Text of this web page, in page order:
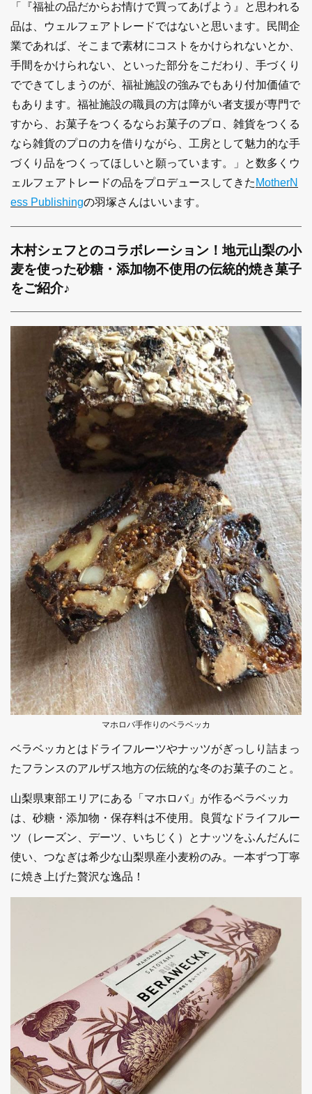
「『福祉の品だからお情けで買ってあげよう』と思われる
品は、ウェルフェアトレードではないと思います。民間企
業であれば、そこまで素材にコストをかけられないとか、
手間をかけられない、といった部分をこだわり、手づくり
でできてしまうのが、福祉施設の強みでもあり付加価値で
もあります。福祉施設の職員の方は障がい者支援が専門で
すから、お菓子をつくるならお菓子のプロ、雑貨をつくる
なら雑貨のプロの力を借りながら、工房として魅力的な手
づくり品をつくってほしいと願っています。」と数多くウ
ェルフェアトレードの品をプロデュースしてきた MotherN
ess Publishingの羽塚さんはいいます。
木村シェフとのコラボレーション！地元山梨の小
麦を使った砂糖・添加物不使用の伝統的焼き菓子
をご紹介♪
マホロバ手作りのベラベッカ
ベラベッカとはドライフルーツやナッツがぎっしり詰まっ
たフランスのアルザス地方の伝統的な冬のお菓子のこと。
山梨県東部エリアにある「マホロバ」が作るベラベッカ
は、砂糖・添加物・保存料は不使用。良質なドライフルー
ツ（レーズン、デーツ、いちじく）とナッツをふんだんに
使い、つなぎは希少な山梨県産小麦粉のみ。一本ずつ丁寧
に焼き上げた贅沢な逸品！